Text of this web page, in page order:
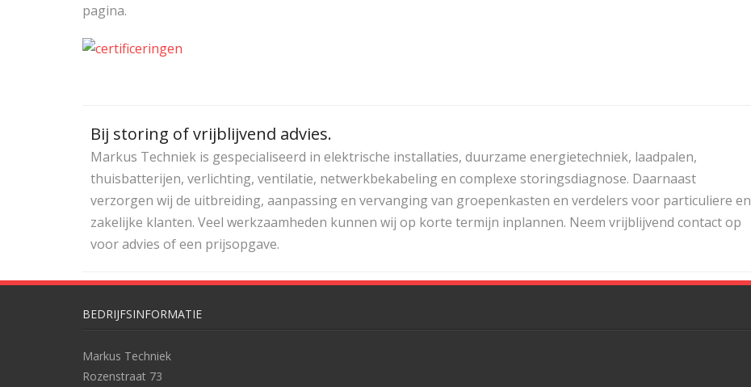
pagina.
Bij storing of vrijblijvend advies.
Markus Techniek is gespecialiseerd in elektrische installaties, duurzame energietechniek, laadpalen,
thuisbatterijen, verlichting, ventilatie, netwerkbekabeling en complexe storingsdiagnose. Daarnaast
verzorgen wij de uitbreiding, aanpassing en vervanging van groepenkasten en verdelers voor particuliere en
zakelijke klanten. Veel werkzaamheden kunnen wij op korte termijn inplannen. Neem vrijblijvend contact op
voor advies of een prijsopgave.
BEDRIJFSINFORMATIE
Markus Techniek
Rozenstraat 73